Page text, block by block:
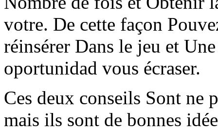
votre. De cette façon
réinsérer Dans le jeu et
oportunidad vous écraser.
Ces deux conseils Sont ne
mais ils sont de bonnes